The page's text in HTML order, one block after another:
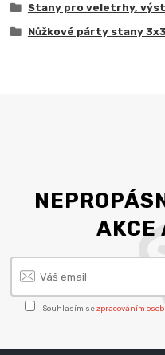
Stany pro veletrhy,
Nůžkové párty stany
AKCE
Souhlasím sezpracováním